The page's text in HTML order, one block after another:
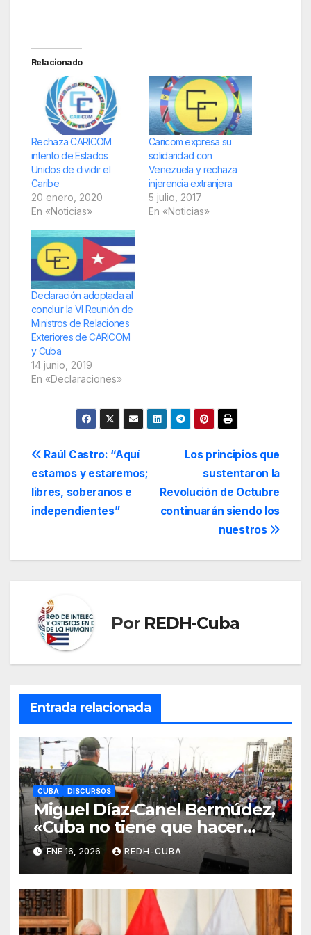
Relacionado
Rechaza CARICOM
intento de Estados
Unidos de dividir el
Caribe
20 enero, 2020
En «Noticias»
Caricom expresa su
solidaridad con
Venezuela y rechaza
injerencia extranjera
5 julio, 2017
En «Noticias»
Declaración adoptada al
concluir la VI Reunión de
Ministros de Relaciones
Exteriores de CARICOM
y Cuba
14 junio, 2019
En «Declaraciones»
Navegación
de
entradas
Los principios que
sustentaron la
Revolución de Octubre
continuarán siendo los
nuestros
Raúl Castro: “Aquí
estamos y estaremos;
libres, soberanos e
independientes”
Por REDH-Cuba
Entrada relacionada
CUBA DISCURSOS
Miguel Díaz-Canel Bermúdez,
«Cuba no tiene que hacer
ninguna concesión política, ni
eso jamás estará en una mesa
de negociaciones»
ENE 16, 2026 REDH-CUBA